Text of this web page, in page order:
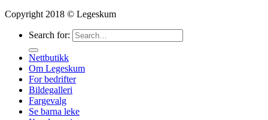
Copyright 2018 © Legeskum
Search for:
Nettbutikk
Om Legeskum
For bedrifter
Bildegalleri
Fargevalg
Se barna leke